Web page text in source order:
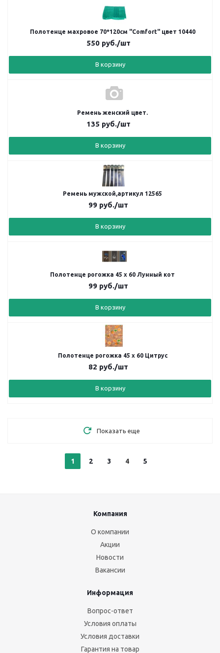
Полотенце махровое 70*120см "Comfort" цвет 10440
550руб./шт
В корзину
Ремень женский цвет.
135 руб./шт
В корзину
Ремень мужской,артикул 12565
99 руб./шт
В корзину
Полотенце рогожка 45 х 60 Лунный кот
99 руб./шт
В корзину
Полотенце рогожка 45 х 60 Цитрус
82 руб./шт
В корзину
Показать еще
1 2 3 4 5
Компания
О компании
Акции
Новости
Вакансии
Информация
Вопрос-ответ
Условия оплаты
Условия доставки
Гарантия на товар